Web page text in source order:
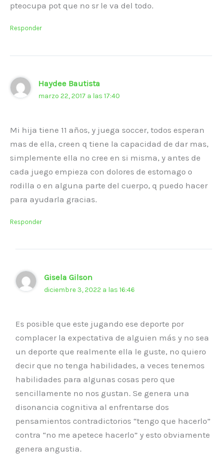
pteocupa pot que no sr le va del todo.
Responder
Haydee Bautista
marzo 22, 2017 a las 17:40
Mi hija tiene 11 años, y juega soccer, todos esperan
mas de ella, creen q tiene la capacidad de dar mas,
simplemente ella no cree en si misma, y antes de
cada juego empieza con dolores de estomago o
rodilla o en alguna parte del cuerpo, q puedo hacer
para ayudarla gracias.
Responder
Gisela Gilson
diciembre 3, 2022 a las 16:46
Es posible que este jugando ese deporte por
complacer la expectativa de alguien más y no sea
un deporte que realmente ella le guste, no quiero
decir que no tenga habilidades, a veces tenemos
habilidades para algunas cosas pero que
sencillamente no nos gustan. Se genera una
disonancia cognitiva al enfrentarse dos
pensamientos contradictorios “tengo que hacerlo”
contra “no me apetece hacerlo” y esto obviamente
genera angustia.